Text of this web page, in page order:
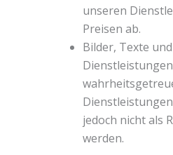
unseren
Preisen ab.
Bilder, Texte
jedoch nicht als
werden.